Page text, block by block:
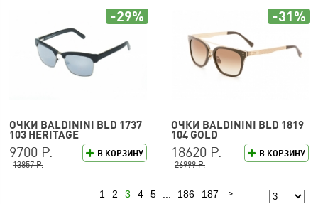
ОЧКИ BALDININI BLD 1737
103 HERITAGE
В КОРЗИНУ
9700 Р.
13857 Р.
-29%
ОЧКИ BALDININI BLD 1819
104 GOLD
В КОРЗИНУ
18620 Р.
26999 Р.
-31%
Предыдущая
1 2 3 4 5 186 187 Следующая